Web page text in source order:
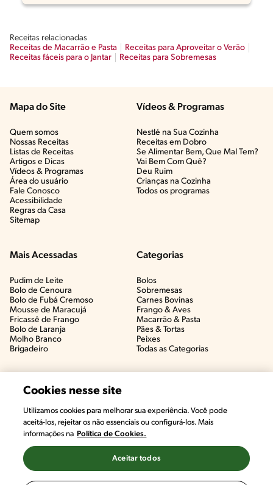
Receitas relacionadas
Receitas de Macarrão e Pasta
Receitas para Aproveitar o Verão
Receitas fáceis para o Jantar
Receitas para Sobremesas
Mapa do Site
Quem somos
Nossas Receitas
Listas de Receitas​
Artigos e Dicas​
Vídeos & Programas​
Área do usuário
Fale Conosco
Acessibilidade
Regras da Casa
Sitemap
Vídeos & Programas​
Nestlé na Sua Cozinha
Receitas em Dobro
Se Alimentar Bem, Que Mal Tem?​
Vai Bem Com Quê?​
Deu Ruim​
Crianças na Cozinha​
Todos os programas
Mais Acessadas
Pudim de Leite
Bolo de Cenoura
Bolo de Fubá Cremoso
Mousse de Maracujá
Fricassê de Frango
Bolo de Laranja
Molho Branco
Brigadeiro
Categorias
Bolos
Sobremesas
Carnes Bovinas​
Frango & Aves​
Macarrão & Pasta​
Pães & Tortas​
Peixes
Todas as Categorias
Cookies nesse site
Utilizamos cookies para melhorar sua experiência. Você pode
aceitá-los, rejeitar os não essenciais ou configurá-los. Mais
informações na Política de Cookies.
Aceitar todos